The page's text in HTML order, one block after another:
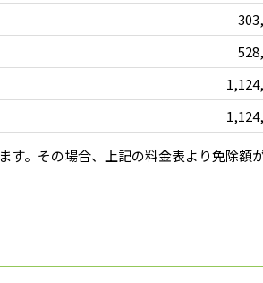
す。その場合、上記の料金表より免除額